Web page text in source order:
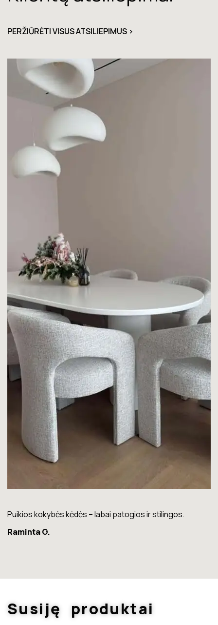
PERŽIŪRĖTI VISUS ATSILIEPIMUS >
Puikios kokybės kėdės – labai patogios ir stilingos.
Raminta G.
Susiję produktai